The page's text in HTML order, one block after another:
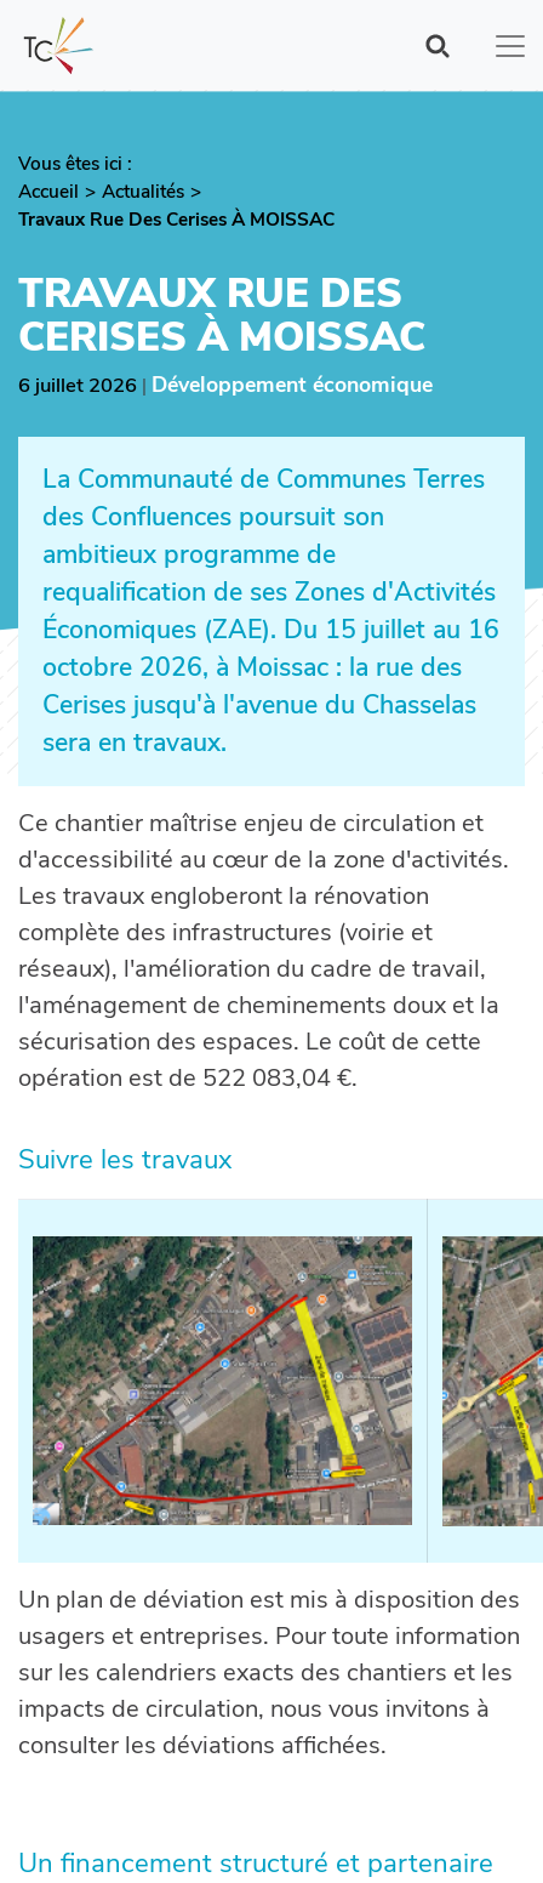
contenu
principal
Vous êtes ici :
Fil
d'Ariane
Accueil
Actualités
Travaux Rue Des Cerises À MOISSAC
TRAVAUX RUE DES
CERISES À MOISSAC
6 juillet 2026 | Développement économique
La Communauté de Communes Terres
des Confluences poursuit son
ambitieux programme de
requalification de ses Zones d'Activités
Économiques (ZAE). Du 15 juillet au 16
octobre 2026, à Moissac : la rue des
Cerises jusqu'à l'avenue du Chasselas
sera en travaux.
Ce chantier maîtrise enjeu de circulation et
d'accessibilité au cœur de la zone d'activités.
Les travaux engloberont la rénovation
complète des infrastructures (voirie et
réseaux), l'amélioration du cadre de travail,
l'aménagement de cheminements doux et la
sécurisation des espaces. Le coût de cette
opération est de 522 083,04 €.
Suivre les travaux
Un plan de déviation est mis à disposition des
usagers et entreprises. Pour toute information
sur les calendriers exacts des chantiers et les
impacts de circulation, nous vous invitons à
consulter les déviations affichées.
Un financement structuré et partenaire